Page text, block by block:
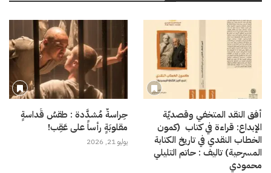
أفق النقد المتخفي وقصديّة
الإبداع: قراءة في كتاب (كمون
الخطاب النقدي في تاريخ الكتابة
المسرحية) تاليف : حاتم التليلي
محمودي
حِراسةٌ مُشدَّدة : طقسُ قَداسةٍ
مقلوبَةٍ رأساً على عَقِب!
يوليو 21, 2026